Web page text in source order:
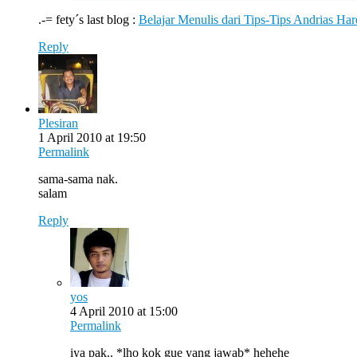
.-= fety´s last blog : Belajar Menulis dari Tips-Tips Andrias
Reply
Plesiran
1 April 2010 at 19:50
Permalink
sama-sama nak.
salam
Reply
yos
4 April 2010 at 15:00
Permalink
iya pak.. *lho kok gue yang jawab* hehehe